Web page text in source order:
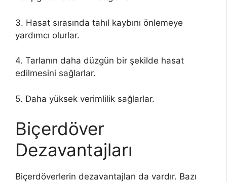
3. Hasat sırasında tahıl kaybını önlemeye
yardımcı olurlar.
4. Tarlanın daha düzgün bir şekilde hasat
edilmesini sağlarlar.
5. Daha yüksek verimlilik sağlarlar.
Biçerdöver
Dezavantajları
Biçerdöverlerin dezavantajları da vardır. Bazı